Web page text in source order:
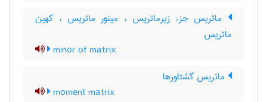
ماتریس جزء زیرماتریس ، مینور ماتریس ، کهین
ماتریس
minor of matrix
ماتریس گشتاورها
moment matrix